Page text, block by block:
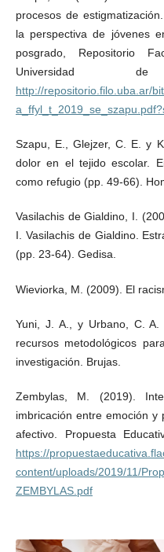
procesos de
la perspectiva de jóvenes
posgrado, Repositorio
Universidad
http://repositorio.filo.uba.ar/
Szapu, E., Glejzer, C. E. y
dolor en el tejido escolar.
como refugio (pp. 49-66).
Vasilachis de Gialdino, I.
I. Vasilachis de Gialdino.
(pp. 23-64). Gedisa.
Wieviorka, M. (2009). El
Yuni, J. A., y Urbano, C. A.
recursos metodológicos
investigación. Brujas.
Zembylas, M. (2019).
imbricación entre emoción y
afectivo. Propuesta
https://
content/uploads/2019/11/
ZEMBYLAS.pdf